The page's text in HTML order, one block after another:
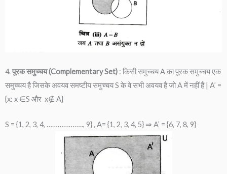
4.पूरक समुच्चय (Complementary Set) : किसी समुच्चय A का पूरक समुच्चय एक
समुच्चय है जिसके अवयव समष्टीय समुच्चय S के वे सभी अवयव है जो A में नहीं हैं | A’ =
{x: x ∈S और x∉ A}
S = {1, 2, 3, 4, ……………….., 9} , A= {1, 2, 3, 4, 5} ⇒ A’ = {6, 7, 8, 9}